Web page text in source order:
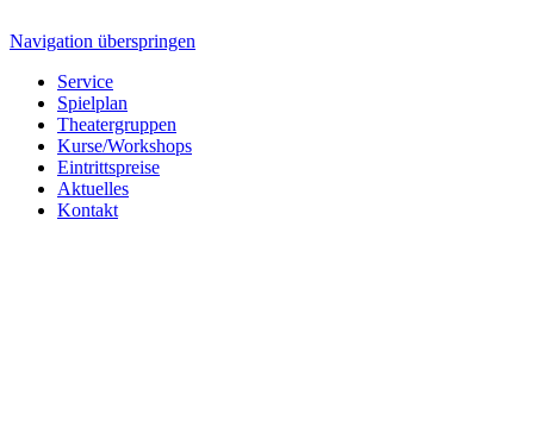
Navigation überspringen
Service
Spielplan
Theatergruppen
Kurse/Workshops
Eintrittspreise
Aktuelles
Kontakt